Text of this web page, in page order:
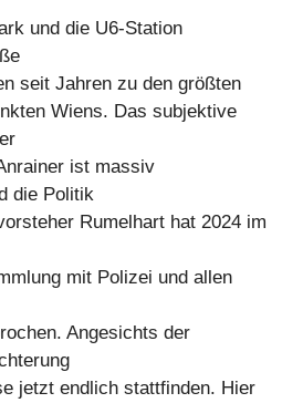
und die U6-Station
seit Jahren zu den größten
Wiens. Das subjektive
ist massiv
die Politik
Rumelhart hat 2024 im
mit Polizei und allen
Angesichts der
jetzt endlich stattfinden. Hier